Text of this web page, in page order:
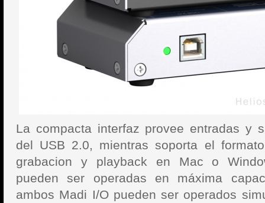
La compacta interfaz provee entradas y
del USB 2.0, mientras soporta el
grabacion y playback en Mac o
pueden ser operadas en máxima
ambos Madi I/O pueden ser operados